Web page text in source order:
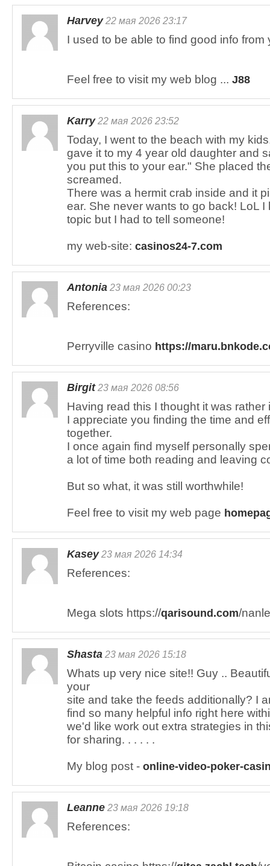
Harvey22 мая 2026 23:17
I used to be able to find good info from
Feel free to visit my web blog ... J88
Karry22 мая 2026 23:52
Today, I went to the beach with my
gave it to my 4 year old daughter and
you put this to your ear." She placed
screamed.
There was a hermit crab inside and it
ear. She never wants to go back! LoL I
topic but I had to tell someone!
my web-site: casinos24-7.com
Antonia 23 мая 2026 00:23
References:
Perryville casino https://
Birgit23 мая 2026 08:56
Having read this I thought it was rather
I appreciate you finding the time and
together.
I once again find myself personally
a lot of time both reading and leaving
But so what, it was still worthwhile!
Feel free to visit my web page
Kasey23 мая 2026 14:34
References:
Mega slots https://qarisound.com/
Shasta 23 мая 2026 15:18
Whats up very nice site!! Guy ..
your
site and take the feeds additionally? I
find so many helpful info right here
we'd like work out extra strategies in
for sharing. . . . . .
My blog post - online-video-poker-
Leanne 23 мая 2026 19:18
References: